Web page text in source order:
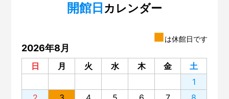
第142回 ミニ企画「積み木のルーツ～フレーベル『恩
第141回 プラネタリウム「夜空の宝石箱『すばる』」
第140回 いろいろな楽器のグループ分け
第139回 サイエンスショー「電池がわかる」
第138回 プラネタリウム「星空歴史秘話」
開館日 カレンダー
■は休館日です
2026年8月
日 月 火 水 木 金
土
1